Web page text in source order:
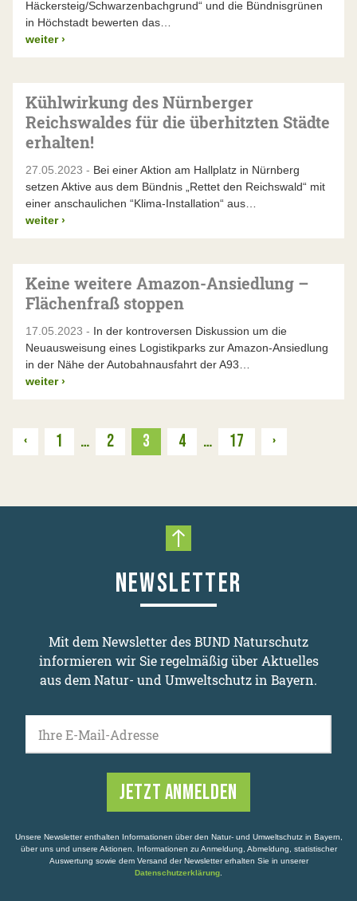
Häckersteig/Schwarzenbachgrund“ und die Bündnisgrünen
in Höchstadt bewerten das…
weiter ›
Kühlwirkung des Nürnberger
Reichswaldes für die überhitzten Städte
erhalten!
27.05.2023 - Bei einer Aktion am Hallplatz in Nürnberg
setzen Aktive aus dem Bündnis „Rettet den Reichswald“ mit
einer anschaulichen “Klima-Installation“ aus…
weiter ›
Keine weitere Amazon-Ansiedlung –
Flächenfraß stoppen
17.05.2023 - In der kontroversen Diskussion um die
Neuausweisung eines Logistikparks zur Amazon-Ansiedlung
in der Nähe der Autobahnausfahrt der A93…
weiter ›
Zurück
‹ 1 … 2 3 4 … 17 ›Weiter
Nach oben scrollen
NEWSLETTER
Mit dem Newsletter des BUND Naturschutz
informieren wir Sie regelmäßig über Aktuelles
aus dem Natur- und Umweltschutz in Bayern.
Ihre E-Mail-Adresse
Unsere Newsletter enthalten Informationen über den Natur- und Umweltschutz in Bayern,
über uns und unsere Aktionen. Informationen zu Anmeldung, Abmeldung, statistischer
Auswertung sowie dem Versand der Newsletter erhalten Sie in unserer
Datenschutzerklärung